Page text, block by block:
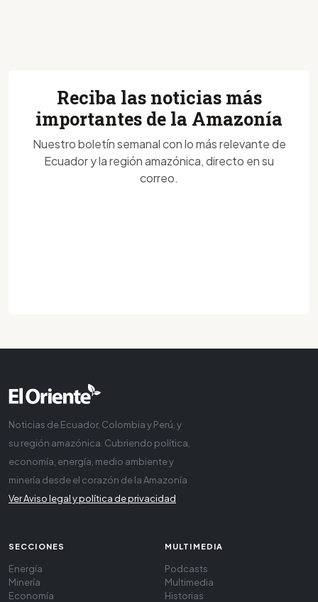
Reciba las noticias más
importantes de la Amazonía
Nuestro boletín semanal con lo más relevante de
Ecuador y la región amazónica, directo en su
correo.
Noticias de Ecuador, Colombia y Perú, y
su región amazónica. Cubriendo política,
economía, energía, medio ambiente y
minería desde el corazón de la Amazonía
Ver Aviso legal y política de privacidad
SECCIONES
Energía
Minería
Economía
MULTIMEDIA
Podcasts
Multimedia
Historias